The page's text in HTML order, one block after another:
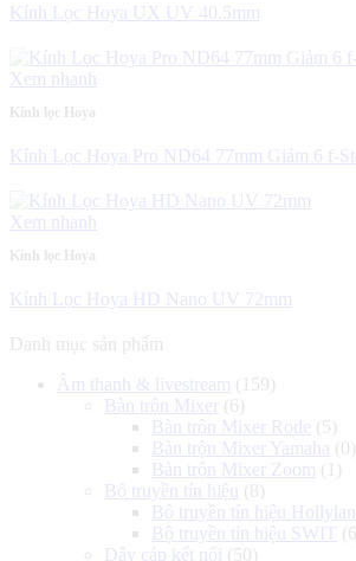
Kính Lọc Hoya UX UV 40.5mm
Xem nhanh
Kính lọc Hoya
Kính Lọc Hoya Pro ND64 77mm Giảm 6 f-
Xem nhanh
Kính lọc Hoya
Kính Lọc Hoya HD Nano UV 72mm
Danh mục sản phẩm
Âm thanh & livestream (159)
Bàn trộn Mixer
(6)
Bàn trộn Mixer Rode (5)
Bàn trộn Mixer Yamaha (0)
Bàn trộn Mixer Zoom (1)
Bộ truyền tín hiệu
(8)
Bộ truyền tín hiệu
Bộ truyền tín hiệu SWIT
Dây cáp kết nối (50)